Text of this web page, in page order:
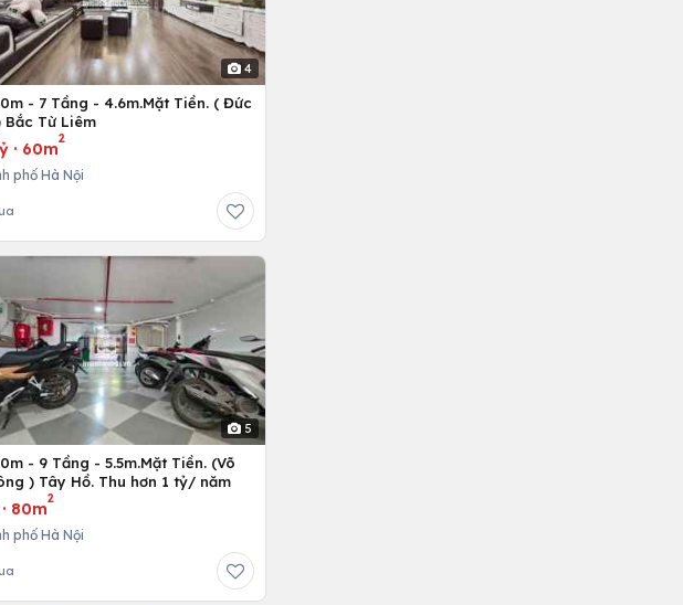
4
- 7 Tầng - 4.6m.Mặt Tiền. ( Đức
Bắc Từ Liêm
· 60m
2
phố Hà Nội
5
- 9 Tầng - 5.5m.Mặt Tiền. (Võ
) Tây Hồ. Thu hơn 1 tỷ/ năm
80m
2
phố Hà Nội